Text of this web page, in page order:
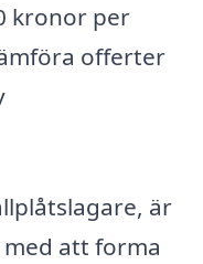
kronor per
offerter
är
att forma